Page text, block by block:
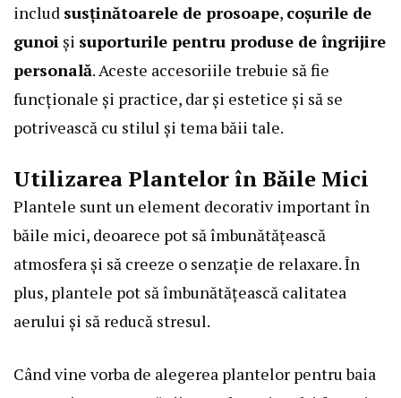
includ susținătoarele de prosoape, coșurile de
gunoi și suporturile pentru produse de îngrijire
personală. Aceste accesoriile trebuie să fie
funcționale și practice, dar și estetice și să se
potrivească cu stilul și tema băii tale.
Utilizarea Plantelor în Băile Mici
Plantele sunt un element decorativ important în
băile mici, deoarece pot să îmbunătățească
atmosfera și să creeze o senzație de relaxare. În
plus, plantele pot să îmbunătățească calitatea
aerului și să reducă stresul.
Când vine vorba de alegerea plantelor pentru baia